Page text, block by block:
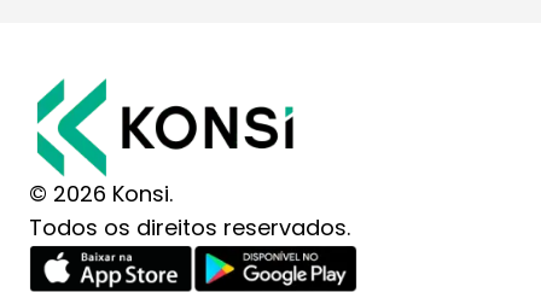
© 2026 Konsi.
Todos os direitos reservados.